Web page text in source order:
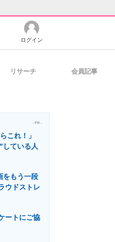
く分かる
の最前線
ログイン
リサーチ 会員記事
- PR -
これ！」
ている人
をもう一段
ウドストレ
ートにご協